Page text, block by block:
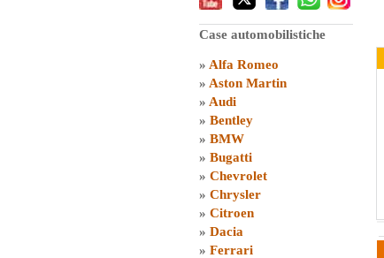
Case automobilistiche
» Alfa Romeo
» Aston Martin
» Audi
» Bentley
» BMW
» Bugatti
» Chevrolet
» Chrysler
» Citroen
» Dacia
» Ferrari